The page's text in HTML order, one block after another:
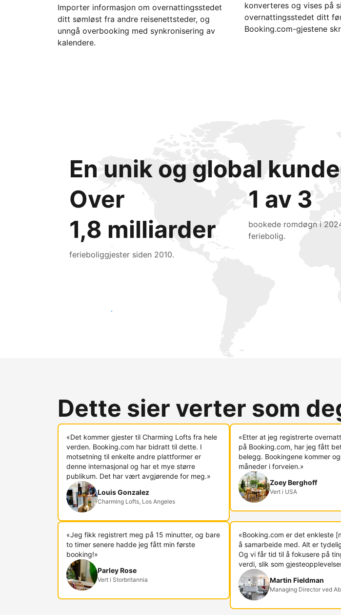
Importer informasjon om overnattingsstedet
ditt sømløst fra andre reisenettsteder, og
unngå overbooking med synkronisering av
kalendere.
konverteres og vises på
overnattingsstedet ditt
Booking.com-gjestene
Kom i gang i dag
En unik og global
Over
1,8 milliarder
ferieboliggjester siden 2010.
1 av 3
bookede romdøgn i
feriebolig.
Nå ut til nye gjester i dag
Dette sier verter som
«Det kommer gjester til Charming Lofts fra hele
verden. Booking.com har bidratt til dette. I
motsetning til enkelte andre plattformer er
denne internasjonal og har et mye større
publikum. Det har vært avgjørende for meg.»
Louis Gonzalez
Charming Lofts, Los Angeles
«Etter at jeg registrerte
på Booking.com, har jeg fått
belegg. Bookingene kommer
måneder i forveien.»
Zoey Berghoff
Vert i USA
«Jeg fikk registrert meg på 15 minutter, og bare
to timer senere hadde jeg fått min første
booking!»
Parley Rose
Vert i Storbritannia
«Booking.com er det enkleste
å samarbeide med. Alt er
Og vi får tid til å fokusere på
verdi, slik som
Martin Fieldman
Managing Director ved